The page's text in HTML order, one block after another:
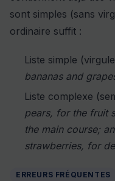
sont simples (sans
ordinaire suffit :
Liste simple
bananas and
Liste complexe
pears, for the fruit
the main course;
strawberries, for
ERREURS FRÉQUENTES